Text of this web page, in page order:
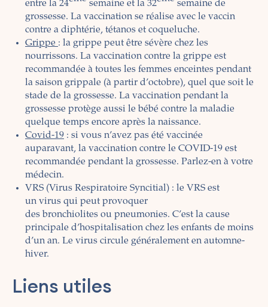
entre la 24
semaine et la 32
semaine de
grossesse. La vaccination se réalise avec le vaccin
contre a diphtérie, tétanos et coqueluche.
Grippe : la grippe peut être sévère chez les
nourrissons. La vaccination contre la grippe est
recommandée à toutes les femmes enceintes pendant
la saison grippale (à partir d’octobre), quel que soit le
stade de la grossesse. La vaccination pendant la
grossesse protège aussi le bébé contre la maladie
quelque temps encore après la naissance.
Covid-19 : si vous n’avez pas été vaccinée
auparavant, la vaccination contre le COVID-19 est
recommandée pendant la grossesse. Parlez-en à votre
médecin.
VRS (Virus Respiratoire Syncitial) : le VRS est
un virus qui peut provoquer
des bronchiolites ou pneumonies. C’est la cause
principale d’hospitalisation chez les enfants de moins
d’un an. Le virus circule généralement en automne-
hiver.
Liens utiles